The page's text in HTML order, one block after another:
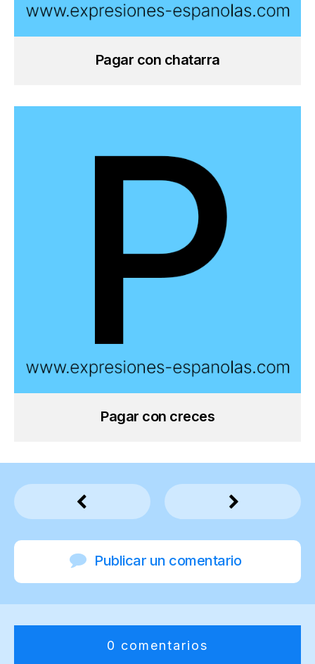
Pagar con chatarra
Pagar con creces
Publicar un comentario
0 comentarios